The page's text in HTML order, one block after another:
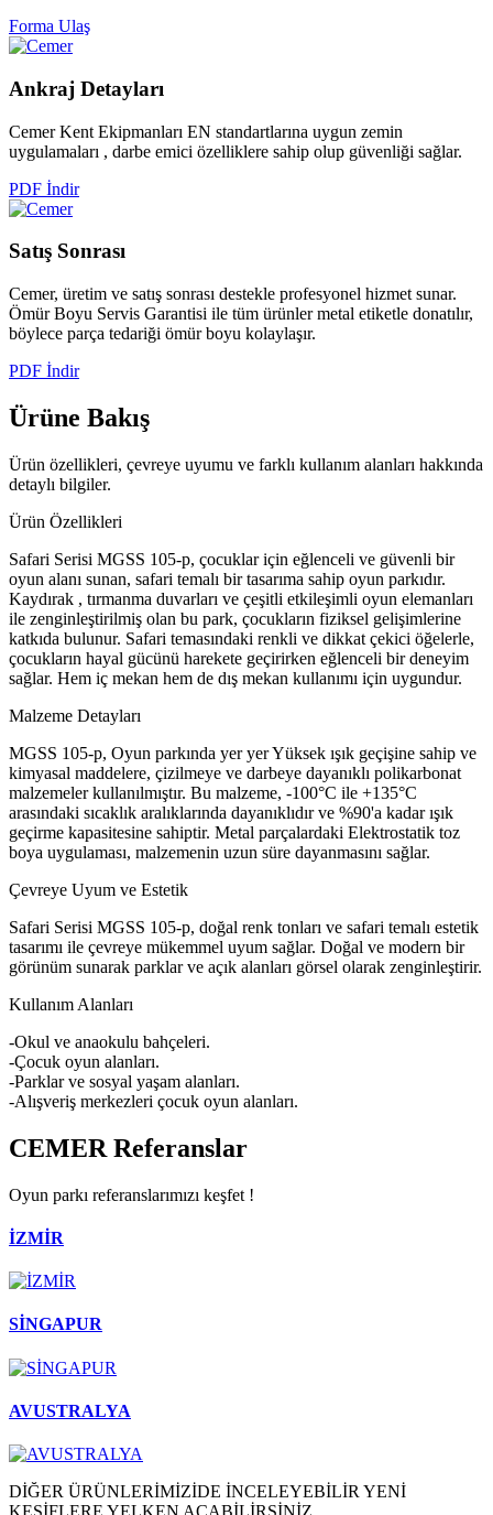
Forma Ulaş
Ankraj Detayları
Cemer Kent Ekipmanları EN standartlarına uygun zemin
uygulamaları , darbe emici özelliklere sahip olup güvenliği sağlar.
PDF İndir
Satış Sonrası
Cemer, üretim ve satış sonrası destekle profesyonel hizmet sunar.
Ömür Boyu Servis Garantisi ile tüm ürünler metal etiketle donatılır,
böylece parça tedariği ömür boyu kolaylaşır.
PDF İndir
Ürüne Bakış
Ürün özellikleri, çevreye uyumu ve farklı kullanım alanları hakkında
detaylı bilgiler.
Ürün Özellikleri
Safari Serisi MGSS 105-p, çocuklar için eğlenceli ve güvenli bir
oyun alanı sunan, safari temalı bir tasarıma sahip oyun parkıdır.
Kaydırak , tırmanma duvarları ve çeşitli etkileşimli oyun elemanları
ile zenginleştirilmiş olan bu park, çocukların fiziksel gelişimlerine
katkıda bulunur. Safari temasındaki renkli ve dikkat çekici öğelerle,
çocukların hayal gücünü harekete geçirirken eğlenceli bir deneyim
sağlar. Hem iç mekan hem de dış mekan kullanımı için uygundur.
Malzeme Detayları
MGSS 105-p, Oyun parkında yer yer Yüksek ışık geçişine sahip ve
kimyasal maddelere, çizilmeye ve darbeye dayanıklı polikarbonat
malzemeler kullanılmıştır. Bu malzeme, -100°C ile +135°C
arasındaki sıcaklık aralıklarında dayanıklıdır ve %90'a kadar ışık
geçirme kapasitesine sahiptir. Metal parçalardaki Elektrostatik toz
boya uygulaması, malzemenin uzun süre dayanmasını sağlar.
Çevreye Uyum ve Estetik
Safari Serisi MGSS 105-p, doğal renk tonları ve safari temalı estetik
tasarımı ile çevreye mükemmel uyum sağlar. Doğal ve modern bir
görünüm sunarak parklar ve açık alanları görsel olarak zenginleştirir.
Kullanım Alanları
-Okul ve anaokulu bahçeleri.
-Çocuk oyun alanları.
-Parklar ve sosyal yaşam alanları.
-Alışveriş merkezleri çocuk oyun alanları.
CEMER Referanslar
Oyun parkı referanslarımızı keşfet !
İZMİR
SİNGAPUR
AVUSTRALYA
DİĞER ÜRÜNLERİMİZİDE İNCELEYEBİLİR YENİ